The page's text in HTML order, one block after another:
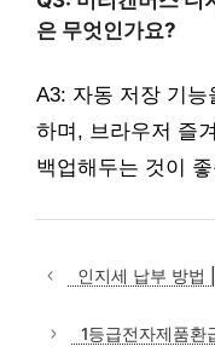
은 무엇인가요?
A3: 자동 저장 기
하며, 브라우저 즐
백업해두는 것이
인지세 납부 방법
1등급전자제품환